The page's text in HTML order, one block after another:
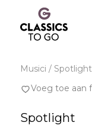
Musici /
Voeg toe aan
Spotlight